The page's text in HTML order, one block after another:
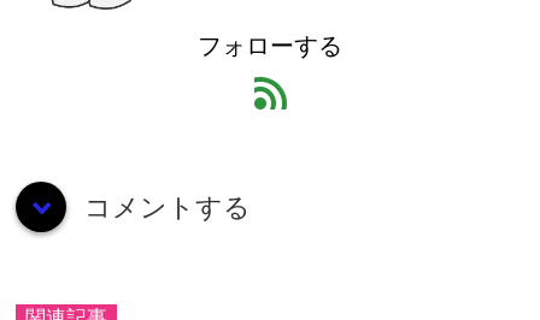
フォローする
feed
down コメントする